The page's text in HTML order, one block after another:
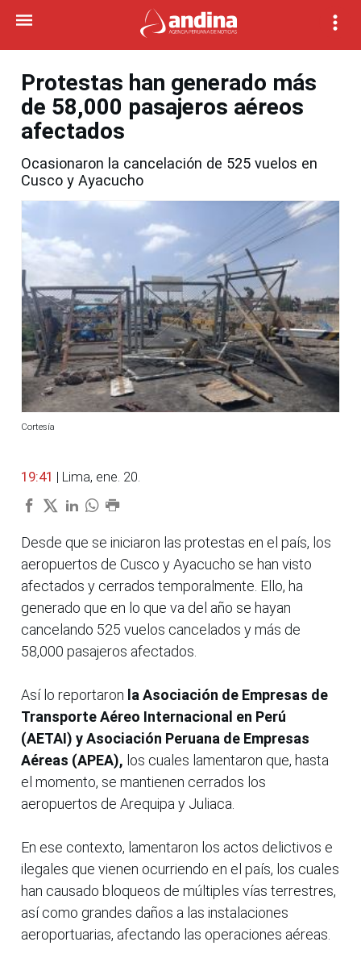
Protestas han generado más
de 58,000 pasajeros aéreos
afectados
Ocasionaron la cancelación de 525 vuelos en
Cusco y Ayacucho
Cortesía
19:41 | Lima, ene. 20.
Desde que se iniciaron las protestas en el país, los
aeropuertos de Cusco y Ayacucho se han visto
afectados y cerrados temporalmente. Ello, ha
generado que en lo que va del año se hayan
cancelando 525 vuelos cancelados y más de
58,000 pasajeros afectados.
Así lo reportaron la Asociación de Empresas de
Transporte Aéreo Internacional en Perú
(AETAI) y Asociación Peruana de Empresas
Aéreas (APEA), los cuales lamentaron que, hasta
el momento, se mantienen cerrados los
aeropuertos de Arequipa y Juliaca.
En ese contexto, lamentaron los actos delictivos e
ilegales que vienen ocurriendo en el país, los cuales
han causado bloqueos de múltiples vías terrestres,
así como grandes daños a las instalaciones
aeroportuarias, afectando las operaciones aéreas.